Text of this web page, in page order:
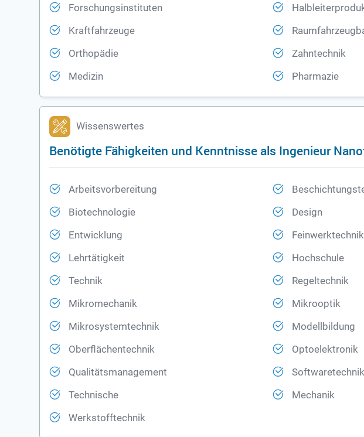
Forschungsinstituten
Kraftfahrzeuge
Orthopädie Zahntechnik
Medizin Pharmazie
Wissenswertes
Benötigte Fähigkeiten und Kenntnisse als Ingenieur
Arbeitsvorbereitung
Biotechnologie Design
Entwicklung Feinwerktechnik
Lehrtätigkeit Hochschule
Technik Regeltechnik
Mikromechanik Mikrooptik
Mikrosystemtechnik Modellbildung
Oberflächentechnik Optoelektronik
Qualitätsmanagement Softwaretechnik
Technische Mechanik
Werkstofftechnik